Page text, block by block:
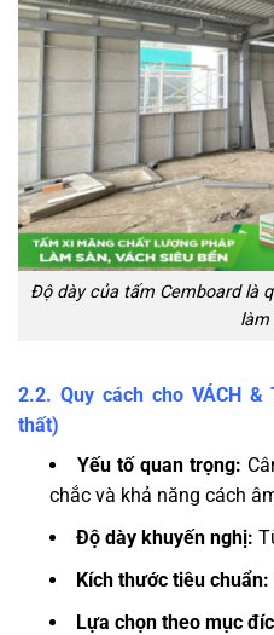
Độ dày của tấm Cemboard là
làm
2.2. Quy cách cho VÁCH &
thất)
Yếu tố quan trọng:
chắc và khả năng cách
Độ dày khuyến nghị:
Kích thước tiêu chuẩn:
Lựa chọn theo mục